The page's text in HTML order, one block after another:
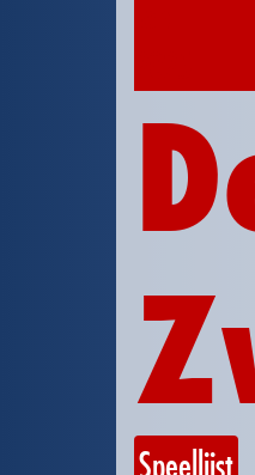
Speellijst